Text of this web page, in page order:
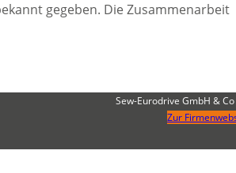
gegeben. Die Zusammenarbeit
Sew-Eurodrive GmbH & Co
Zur